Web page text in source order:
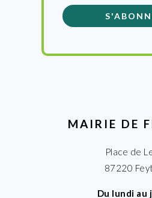
MAIRIE DE
Place de
87220
Du lundi au